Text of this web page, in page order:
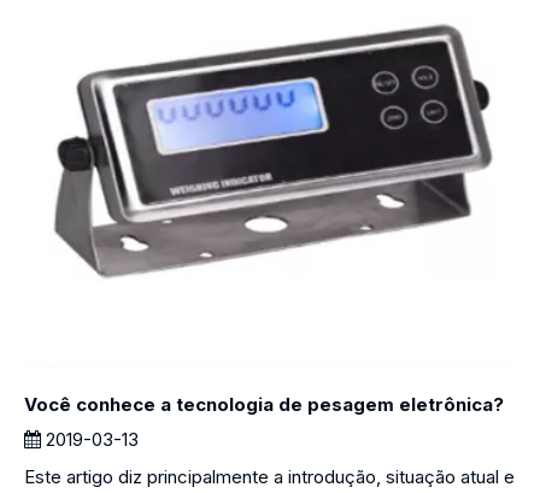
Você conhece a tecnologia de pesagem eletrônica?
2019-03-13
Este artigo diz principalmente a introdução, situação atual e